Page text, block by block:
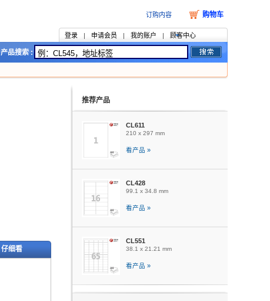
产品搜索 :
登录 | 申请会员 | 我的账户 | 顾客中心
订购内容 购物车
仔细看
推荐产品
CL611
210 x 297 mm
看产品 »
CL428
99.1 x 34.8 mm
看产品 »
CL551
38.1 x 21.21 mm
看产品 »